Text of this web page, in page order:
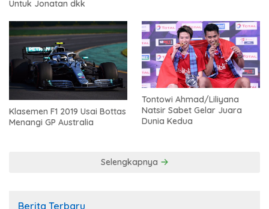
Untuk Jonatan dkk
Klasemen F1 2019 Usai Bottas
Menangi GP Australia
Tontowi Ahmad/Liliyana
Natsir Sabet Gelar Juara
Dunia Kedua
Selengkapnya
Berita Terbaru